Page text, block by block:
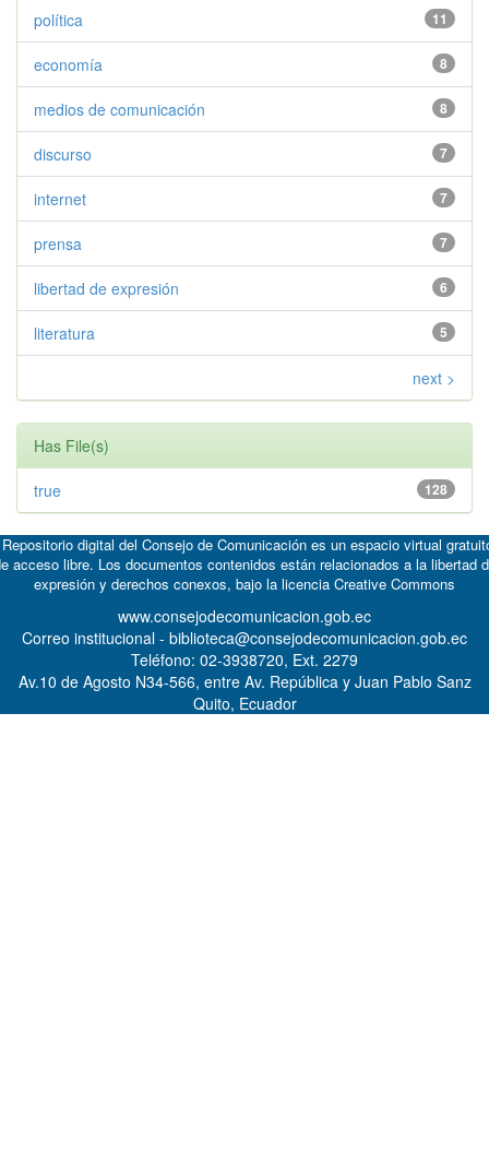
11
política
8
economía
8
medios de comunicación
7
discurso
7
internet
7
prensa
6
libertad de expresión
5
literatura
next >
Has File(s)
128
true
digital del Consejo de Comunicación es un espacio virtual
acceso libre. Los documentos contenidos están relacionados a la libertad
expresión y derechos conexos, bajo la licencia Creative Commons
www.consejodecomunicacion.gob.ec
Correo institucional - biblioteca@consejodecomunicacion.gob.ec
Teléfono: 02-3938720, Ext. 2279
Av.10 de Agosto N34-566, entre Av. República y Juan Pablo Sanz
Quito, Ecuador